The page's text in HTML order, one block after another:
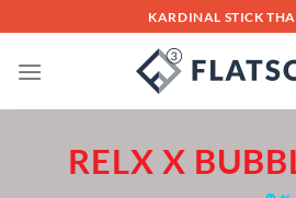
to
content
KARDINAL STICK
RELX X